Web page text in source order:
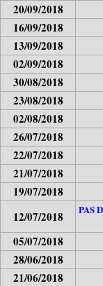
20/09/2018
16/09/2018
13/09/2018
02/09/2018
30/08/2018
23/08/2018
02/08/2018
26/07/2018
22/07/2018
21/07/2018
19/07/2018
12/07/2018
PAS
05/07/2018
28/06/2018
21/06/2018